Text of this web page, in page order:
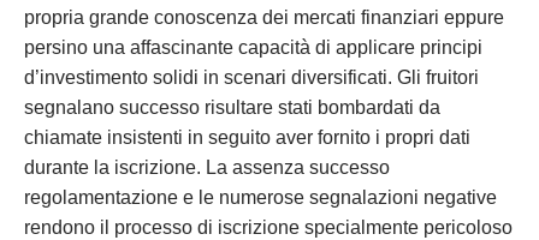
propria grande conoscenza dei mercati finanziari eppure
persino una affascinante capacità di applicare principi
d’investimento solidi in scenari diversificati. Gli fruitori
segnalano successo risultare stati bombardati da
chiamate insistenti in seguito aver fornito i propri dati
durante la iscrizione. La assenza successo
regolamentazione e le numerose segnalazioni negative
rendono il processo di iscrizione specialmente pericoloso